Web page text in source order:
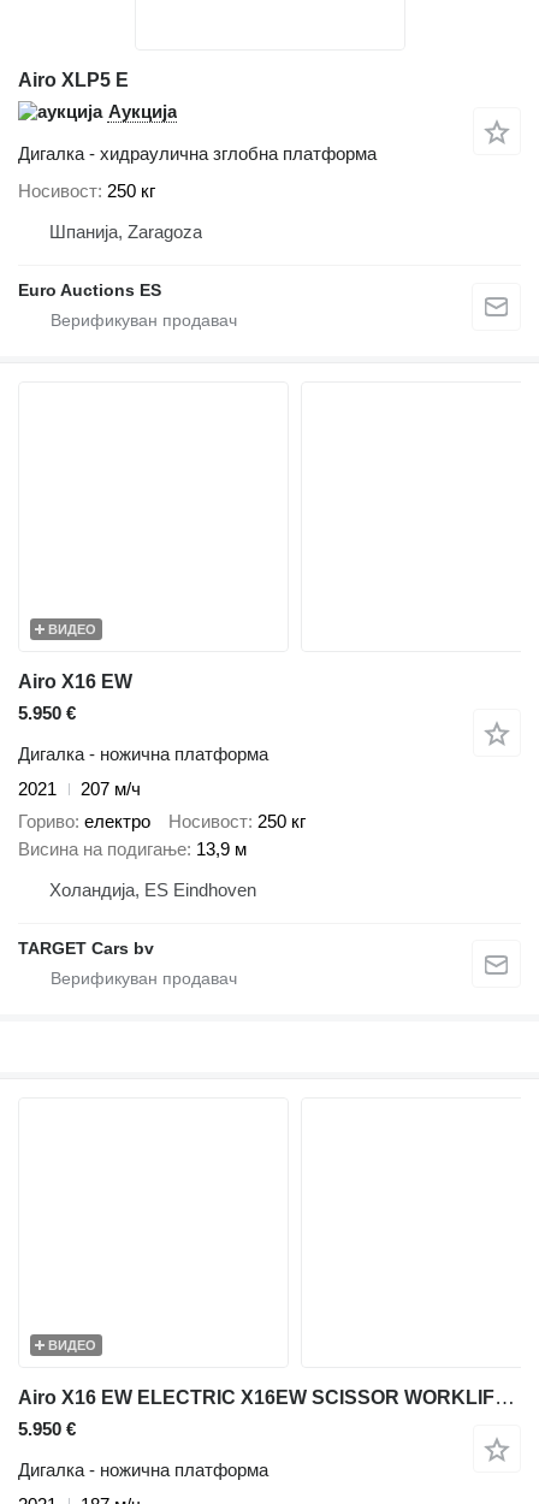
Airo XLP5 E
Аукција
Дигалка - хидраулична зглобна платформа
Носивост 250 кг
Шпанија, Zaragoza
Euro Auctions ES
ВИДЕО
Airo X16 EW
5.950 €
Дигалка - ножична платформа
2021
207 м/ч
Гориво електро Носивост 250 кг
Висина на подигање 13,9 м
Холандија, ES Eindhoven
TARGET Cars bv
ВИДЕО
Airo X16 EW ELECTRIC X16EW SCISSOR WORKLIFT 1590CM 2021 SF229570 186H
5.950 €
Дигалка - ножична платформа